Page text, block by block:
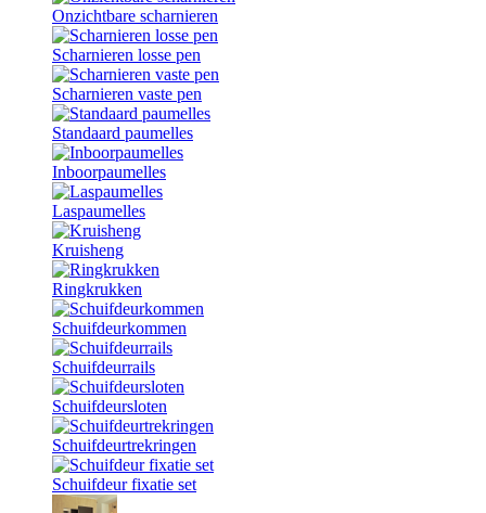
Onzichtbare scharnieren
Scharnieren losse pen
Scharnieren vaste pen
Standaard paumelles
Inboorpaumelles
Laspaumelles
Kruisheng
Ringkrukken
Schuifdeurkommen
Schuifdeurrails
Schuifdeursloten
Schuifdeurtrekringen
Schuifdeur fixatie set